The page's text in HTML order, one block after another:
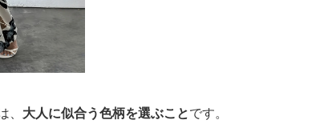
大人に似合う色柄を選ぶことです。